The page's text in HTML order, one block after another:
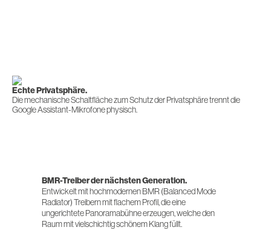
Echte Privatsphäre.
Die mechanische Schaltfläche zum Schutz der Privatsphäre trennt die
Google Assistant-Mikrofone physisch.
BMR-Treiber der nächsten Generation.
Entwickelt mit hochmodernen BMR (Balanced Mode
Radiator) Treibern mit flachem Profil, die eine
ungerichtete Panoramabühne erzeugen, welche den
Raum mit vielschichtig schönem Klang füllt.